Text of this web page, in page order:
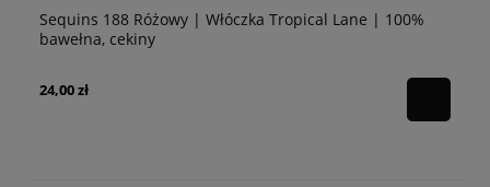
Sequins 188 Różowy | Włóczka Tropical Lane | 100%
bawełna, cekiny
24,00 zł